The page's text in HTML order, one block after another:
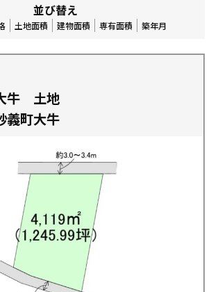
並び替え
土地面積 建物面積 専有面積 築年月
牛 土地
義町大牛